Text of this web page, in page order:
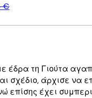
€
έδρα τη Γιούτα
σχέδιο, άρχισε να
επίσης έχει